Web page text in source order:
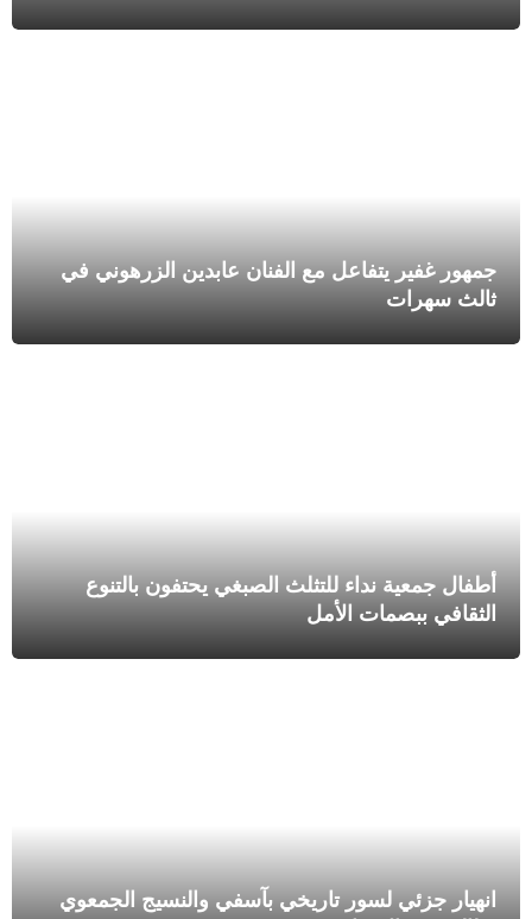
جمهور غفير يتفاعل مع الفنان عابدين الزرهوني في
ثالث سهرات
أطفال جمعية نداء للتثلث الصبغي يحتفون بالتنوع
الثقافي ببصمات الأمل
انهيار جزئي لسور تاريخي بآسفي والنسيج الجمعوي